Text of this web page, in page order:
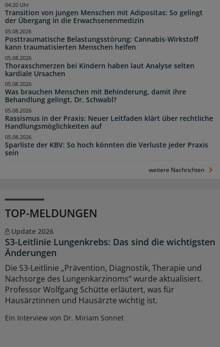
Transition von jungen Menschen mit Adipositas: So gelingt
der Übergang in die Erwachsenenmedizin
04:20 Uhr
Posttraumatische Belastungsstörung: Cannabis-Wirkstoff
kann traumatisierten Menschen helfen
05.08.2026
Thoraxschmerzen bei Kindern haben laut Analyse selten
kardiale Ursachen
05.08.2026
Was brauchen Menschen mit Behinderung, damit ihre
Behandlung gelingt, Dr. Schwabl?
05.08.2026
Rassismus in der Praxis: Neuer Leitfaden klärt über rechtliche
Handlungsmöglichkeiten auf
05.08.2026
Sparliste der KBV: So hoch könnten die Verluste jeder Praxis
sein
05.08.2026
weitere Nachrichten
TOP-MELDUNGEN
Update 2026
S3-Leitlinie Lungenkrebs: Das sind die wichtigsten
Änderungen
Die S3-Leitlinie „Prävention, Diagnostik, Therapie und
Nachsorge des Lungenkarzinoms“ wurde aktualisiert.
Professor Wolfgang Schütte erläutert, was für
Hausärztinnen und Hausärzte wichtig ist.
Ein Interview von Dr. Miriam Sonnet